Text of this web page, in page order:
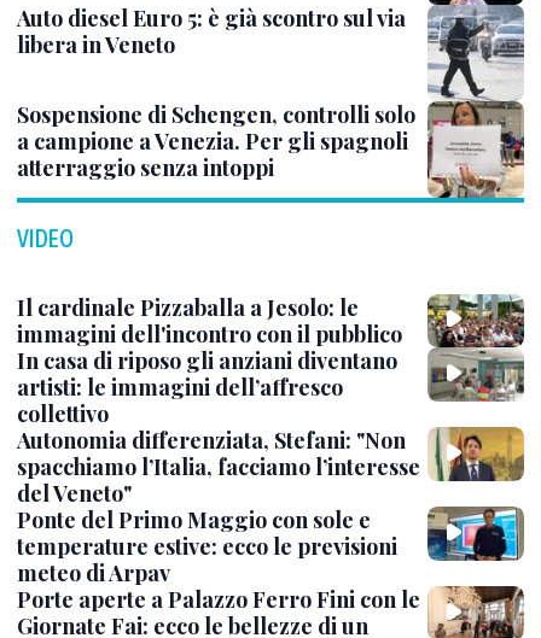
Auto diesel Euro 5: è già scontro sul via
libera in Veneto
Sospensione di Schengen, controlli solo
a campione a Venezia. Per gli spagnoli
atterraggio senza intoppi
VIDEO
Il cardinale Pizzaballa a Jesolo: le
immagini dell'incontro con il pubblico
In casa di riposo gli anziani diventano
artisti: le immagini dell’affresco
collettivo
Autonomia differenziata, Stefani: "Non
spacchiamo l’Italia, facciamo l’interesse
del Veneto"
Ponte del Primo Maggio con sole e
temperature estive: ecco le previsioni
meteo di Arpav
Porte aperte a Palazzo Ferro Fini con le
Giornate Fai: ecco le bellezze di un